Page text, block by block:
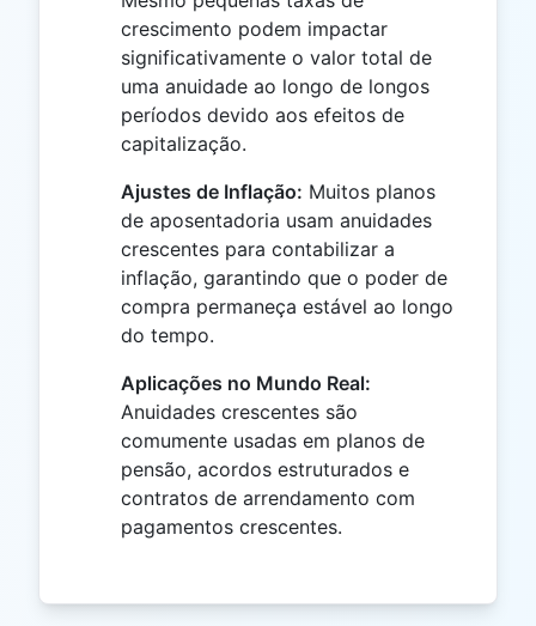
crescimento podem impactar
significativamente o valor total de
uma anuidade ao longo de longos
períodos devido aos efeitos de
capitalização.
Ajustes de Inflação: Muitos planos
de aposentadoria usam anuidades
crescentes para contabilizar a
inflação, garantindo que o poder de
compra permaneça estável ao longo
do tempo.
Aplicações no Mundo Real:
Anuidades crescentes são
comumente usadas em planos de
pensão, acordos estruturados e
contratos de arrendamento com
pagamentos crescentes.